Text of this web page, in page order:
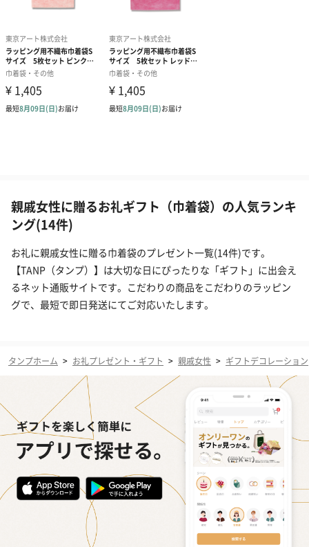
親戚女性に贈るお礼ギフト（巾着袋）の人気ランキ
ング(14件)
お礼に親戚女性に贈る巾着袋のプレゼント一覧(14件)です。
【TANP（タンプ）】は大切な日にぴったりな「ギフト」に出会え
るネット通販サイトです。こだわりの商品をこだわりのラッピン
グで、最短で即日発送にてご対応いたします。
タンプホーム > お礼プレゼント・ギフト > 親戚女性 > ギフトデコレーション